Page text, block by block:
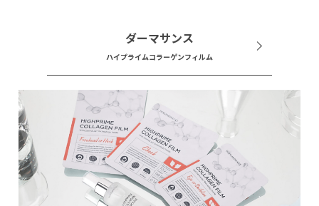
ダーマサンス
ハイプライムコラーゲンフィルム